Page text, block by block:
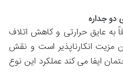
دوجداره
به عایق حرارتی و کاهش اتلاف
مزیت انکارناپذیر است و نقش
ایفا میکند عملکرد این نوع